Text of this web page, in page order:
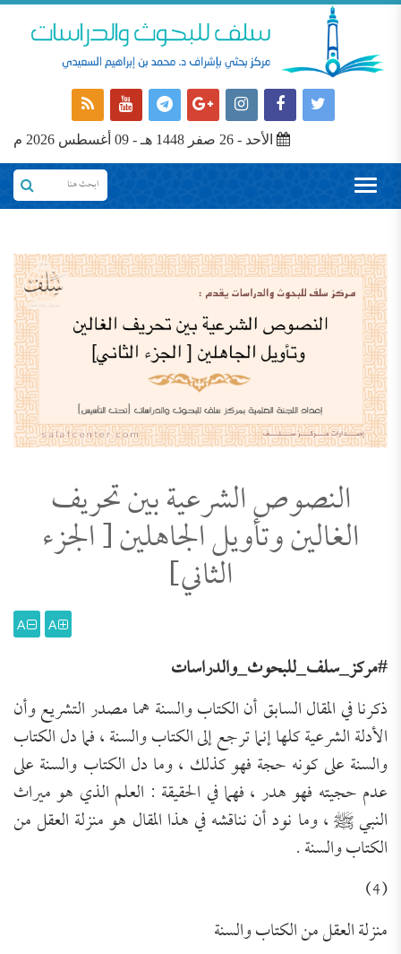
الأحد - 26 صفر 1448 هـ - 09 أغسطس 2026 م
النصوص الشرعية بين تحريف
الغالين وتأويل الجاهلين [ الجزء
الثاني]
A
A
#مركز_سلف_للبحوث_والدراسات
ذكرنا في المقال السابق أن الكتاب والسنة هما مصدر التشريع وأن
الأدلة الشرعية كلها إنما ترجع إلى الكتاب والسنة ، فما دل الكتاب
والسنة على كونه حجة فهو كذلك ، وما دل الكتاب والسنة على
عدم حجيته فهو هدر ، فهما في الحقيقة : العلم الذي هو ميراث
النبي ﷺ ، وما نود أن نناقشه في هذا المقال هو منزلة العقل من
الكتاب والسنة .
(4)
منزلة العقل من الكتاب والسنة